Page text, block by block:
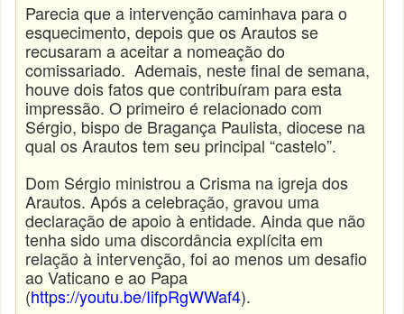
Parecia que a intervenção caminhava para o
esquecimento, depois que os Arautos se
recusaram a aceitar a nomeação do
comissariado. Ademais, neste final de semana,
houve dois fatos que contribuíram para esta
impressão. O primeiro é relacionado com
Sérgio, bispo de Bragança Paulista, diocese na
qual os Arautos tem seu principal “castelo”.
Dom Sérgio ministrou a Crisma na igreja dos
Arautos. Após a celebração, gravou uma
declaração de apoio à entidade. Ainda que não
tenha sido uma discordância explícita em
relação à intervenção, foi ao menos um desafio
ao Vaticano e ao Papa
(https://youtu.be/IifpRgWWaf4).